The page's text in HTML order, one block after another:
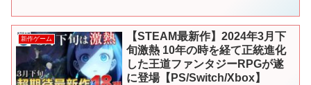
新作ゲーム
【STEAM最新作】2024年3月下
旬激熱 10年の時を経て正統進化
した王道ファンタジーRPGが遂
に登場【PS/Switch/Xbox】